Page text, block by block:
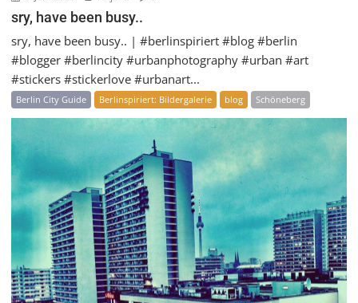
sry, have been busy..
sry, have been busy.. | #berlinspiriert #blog #berlin
#blogger #berlincity #urbanphotography #urban #art
#stickers #stickerlove #urbanart...
Berlin City Guide Berlinspiriert: Bildergalerie blog Schöneberg